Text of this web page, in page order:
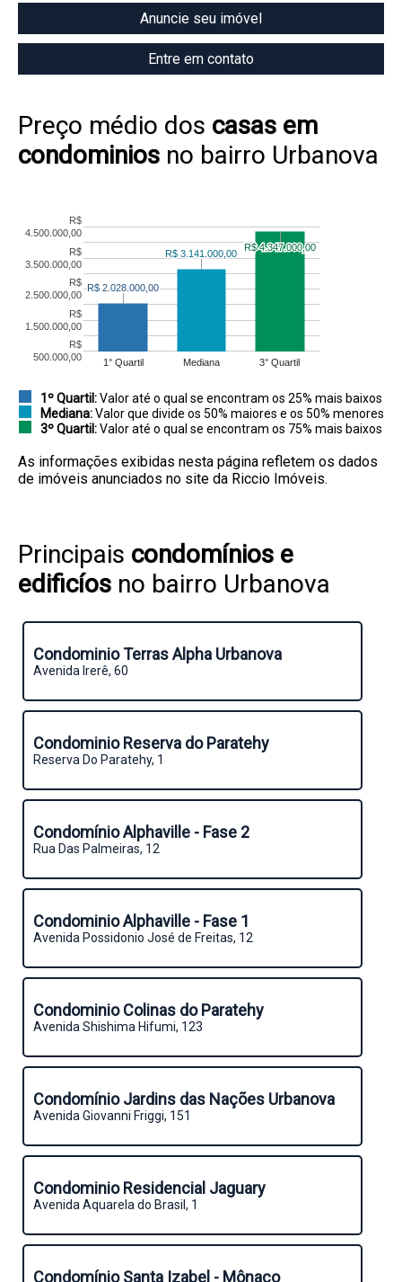
Anuncie seu imóvel
Entre em contato
Preço médio dos casas em
condominios no bairro Urbanova
1° Quartil Mediana 3° Quartil
R$
500.000,00
R$
1.500.000,00
R$
2.500.000,00
R$
3.500.000,00
R$
4.500.000,00
R$ 2.028.000,00
R$ 2.028.000,00
R$ 3.141.000,00
R$ 3.141.000,00
R$ 4.347.000,00
R$ 4.347.000,00
1º Quartil:Valor até o qual se encontram os 25% mais baixos
Mediana:Valor que divide os 50% maiores e os 50% menores
3º Quartil:Valor até o qual se encontram os 75% mais baixos
As informações exibidas nesta página refletem os dados
de imóveis anunciados no site da Riccio Imóveis.
Principais condomínios e
edificíos no bairro Urbanova
Condominio Terras Alpha Urbanova
Avenida Irerê, 60
Condominio Reserva do Paratehy
Reserva Do Paratehy, 1
Condomínio Alphaville - Fase 2
Rua Das Palmeiras, 12
Condominio Alphaville - Fase 1
Avenida Possidonio José de Freitas, 12
Condominio Colinas do Paratehy
Avenida Shishima Hifumi, 123
Condomínio Jardins das Nações Urbanova
Avenida Giovanni Friggi, 151
Condominio Residencial Jaguary
Avenida Aquarela do Brasil, 1
Condomínio Santa Izabel - Mônaco